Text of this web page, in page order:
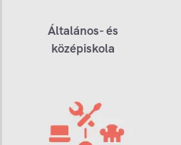
Általános- és
középiskola